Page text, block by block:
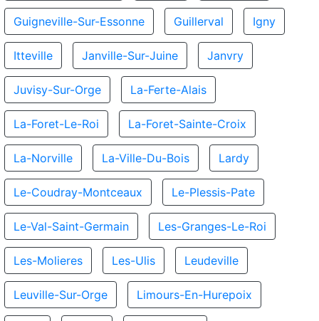
Guigneville-Sur-Essonne Guillerval Igny
Itteville Janville-Sur-Juine Janvry
Juvisy-Sur-Orge La-Ferte-Alais
La-Foret-Le-Roi La-Foret-Sainte-Croix
La-Norville La-Ville-Du-Bois Lardy
Le-Coudray-Montceaux Le-Plessis-Pate
Le-Val-Saint-Germain Les-Granges-Le-Roi
Les-Molieres Les-Ulis Leudeville
Leuville-Sur-Orge Limours-En-Hurepoix